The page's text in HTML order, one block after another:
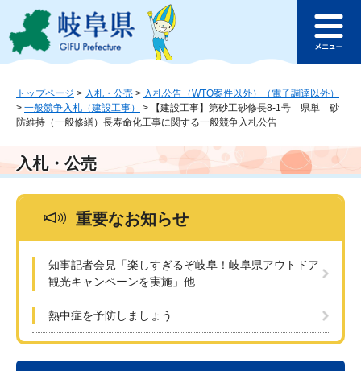
ジ
ュ
本
文
このページの本文へ
ュ
トップページ > 入札・公売 > 入札公告（WTO案件以外）（電子調達以外）
> 一般競争入札（建設工事） >
【建設工事】第砂工砂修長8-1号 県単 砂
防維持（一般修繕）長寿命化工事に関する一般競争入札公告
入札・公売
重要なお知らせ
知事記者会見「楽しすぎるぞ岐阜！岐阜県アウトドア
観光キャンペーンを実施」他
熱中症を予防しましょう